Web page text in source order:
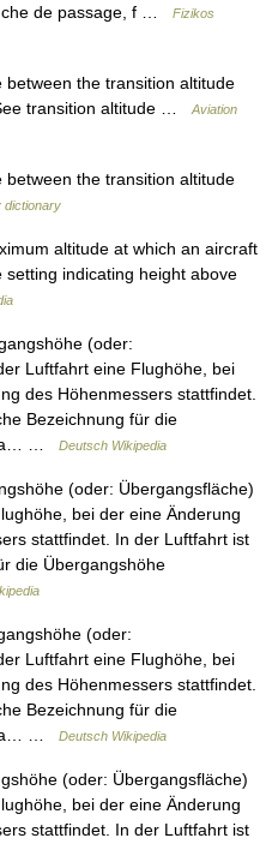
de passage, f …
Fizikos
the transition altitude
transition altitude …
Aviation
the transition altitude
dictionary
altitude at which an aircraft
indicating height above
(oder:
Luftfahrt eine Flughöhe, bei
des Höhenmessers stattfindet.
Bezeichnung für die
…
Deutsch Wikipedia
(oder: Übergangsfläche)
bei der eine Änderung
stattfindet. In der Luftfahrt ist
die Übergangshöhe
(oder:
Luftfahrt eine Flughöhe, bei
des Höhenmessers stattfindet.
Bezeichnung für die
…
Deutsch Wikipedia
(oder: Übergangsfläche)
bei der eine Änderung
stattfindet. In der Luftfahrt ist